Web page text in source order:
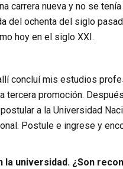
carrera nueva y no se
del ochenta del siglo
hoy en el siglo XXI.
concluí mis estudios
tercera promoción.
a la Universidad
Postule e ingrese y
universidad. ¿Son